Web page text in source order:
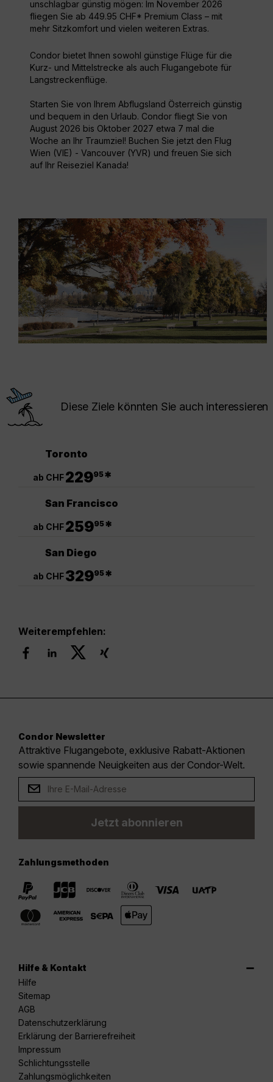
unschlagbar günstig mögen: Im November 2026
fliegen Sie ab 449.95 CHF* Premium Class – mit
mehr Sitzkomfort und vielen weiteren Extras.
Condor bietet Ihnen sowohl günstige Flüge für die
Kurz- und Mittelstrecke als auch Flugangebote für
Langstreckenflüge.
Starten Sie von Ihrem Abflugsland Österreich günstig
und bequem in den Urlaub. Condor fliegt Sie von
August 2026 bis Oktober 2027 etwa 7 mal die
Woche an Ihr Traumziel! Buchen Sie jetzt den Flug
Wien (VIE) - Vancouver (YVR) und freuen Sie sich
auf Ihr Reiseziel Kanada!
Diese Ziele könnten Sie auch interessieren
Toronto
ab CHF22995*
San Francisco
ab CHF25995*
San Diego
ab CHF32995*
Weiterempfehlen:
Condor Newsletter
Attraktive Flugangebote, exklusive Rabatt-Aktionen
sowie spannende Neuigkeiten aus der Condor-Welt.
Jetzt abonnieren
Zahlungsmethoden
Hilfe & Kontakt
Hilfe
Sitemap
AGB
Datenschutzerklärung
Erklärung der Barrierefreiheit
Impressum
Schlichtungsstelle
Zahlungsmöglichkeiten